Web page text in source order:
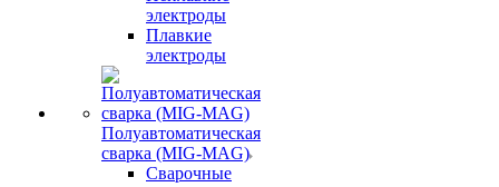
электроды
Плавкие
электроды
Полуавтоматическая
сварка (MIG-MAG)
Сварочные